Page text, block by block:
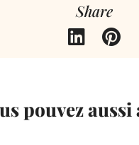
Share
pouvez aussi